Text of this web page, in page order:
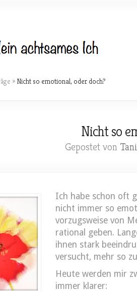
» Nicht so emotional, oder doch?
Nicht so
Gepostet von
Ich habe schon oft
nicht immer so
vorzugsweise von
rational geben.
ihnen stark
versucht, mehr so
Heute werden mir
immer klarer: